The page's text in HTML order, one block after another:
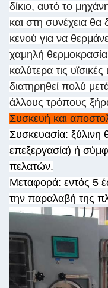
δίκιο, αυτό το
και στη συνέχεια
κενού για να
χαμηλή
καλύτερα τις
διατηρηθεί πολύ
άλλους τρόπους
Συσκευή και
Συσκευασία: ξύλινη
επεξεργασία) ή
πελατών.
Μεταφορά: εντός 5
την παραλαβή της